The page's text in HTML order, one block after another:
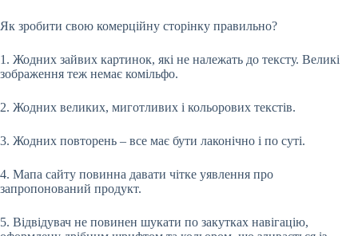
Як зробити свою комерційну сторінку правильно?
1. Жодних зайвих картинок, які не належать до тексту. Великі
зображення теж немає комільфо.
2. Жодних великих, миготливих і кольорових текстів.
3. Жодних повторень – все має бути лаконічно і по суті.
4. Мапа сайту повинна давати чітке уявлення про
запропонований продукт.
5. Відвідувач не повинен шукати по закутках навігацію,